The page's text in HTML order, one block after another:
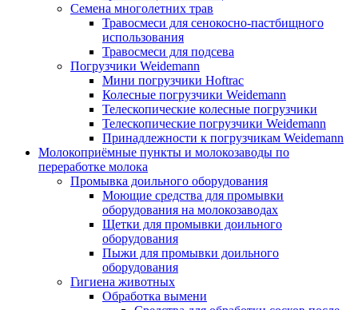
Семена многолетних трав
Травосмеси для сенокосно-пастбищного
использования
Травосмеси для подсева
Погрузчики Weidemann
Мини погрузчики Hoftraс
Колесные погрузчики Weidemann
Телескопические колесные погрузчики
Телескопические погрузчики Weidemann
Принадлежности к погрузчикам Weidemann
Молокоприёмные пункты и молокозаводы по
переработке молока
Промывка доильного оборудования
Моющие средства для промывки
оборудования на молокозаводах
Щетки для промывки доильного
оборудования
Пыжи для промывки доильного
оборудования
Гигиена животных
Обработка вымени